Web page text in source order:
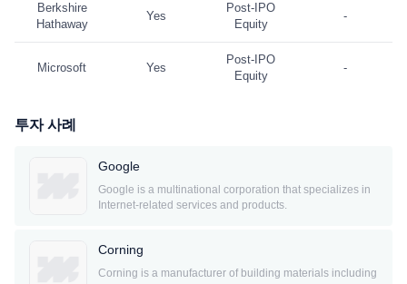
Berkshire
Hathaway
Yes
Post-IPO
Equity
-
Microsoft Yes
Post-IPO
Equity
-
투자 사례
Google
Google is a multinational corporation that specializes in
Internet-related services and products.
Corning
Corning is a manufacturer of building materials including